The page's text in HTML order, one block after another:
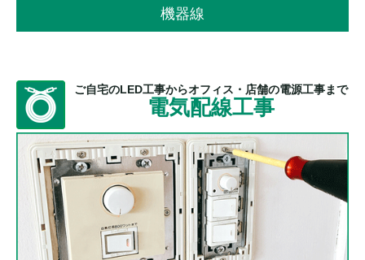
機器線
ご自宅のLED工事からオフィス・店舗の電源工事まで
電気配線工事